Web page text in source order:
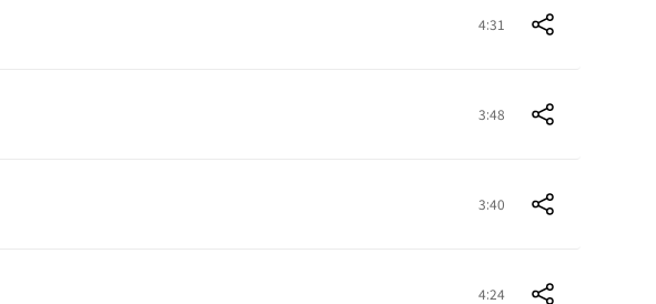
4:31
3:48
3:40
4:24